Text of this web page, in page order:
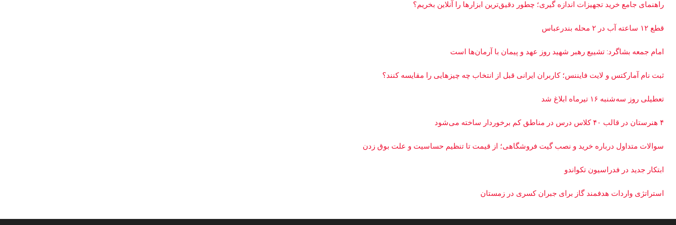
راهنمای جامع خرید تجهیزات اندازه گیری؛ چطور دقیق‌ترین ابزارها را آنلاین بخریم؟
قطع ۱۲ ساعته آب در ۲ محله بندرعباس
امام جمعه بشاگرد: تشییع رهبر شهید روز عهد و پیمان با آرمان‌ها است
ثبت نام آمارکتس و لایت فایننس؛ کاربران ایرانی قبل از انتخاب چه چیزهایی را مقایسه کنند؟
تعطیلی روز سه‌شنبه ۱۶ تیرماه ابلاغ شد
۴ هنرستان در قالب ۴۰ کلاس درس در مناطق کم برخوردار ساخته می‌شود
سوالات متداول درباره خرید و نصب گیت فروشگاهی؛ از قیمت تا تنظیم حساسیت و علت بوق زدن
ابتکار جدید در فدراسیون تکواندو
استراتژی واردات هدفمند گاز برای جبران کسری در زمستان